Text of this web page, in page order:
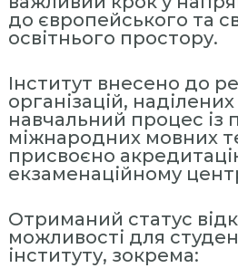
до європейського та
освітнього простору.
Інститут внесено до
організацій,
навчальний процес із
міжнародних мовних
присвоєно
екзаменаційному
Отриманий статус
можливості для
інституту, зокрема: